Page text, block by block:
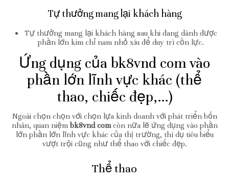
Tự thưởng mang lại khách hàng
Tự thưởng mang lại khách hàng sau khi đang dành được
phần lớn kim chỉ nam nhỏ xíu để duy trì cồn lực.
Ứng dụng của bk8vnd com vào
phần lớn lĩnh vực khác (thể
thao, chiếc đẹp,…)
Ngoài chọn chọn với chọn lựa kinh doanh với phát triển bốn
nhân, quan niệm bk8vnd comcòn nữa lẽ ứng dụng vào phần
lớn phần lớn lĩnh vực khác của thị trường, thí dụ tiêu biểu
vượt trội cũng như thể thao với chiếc đẹp.
Thể thao